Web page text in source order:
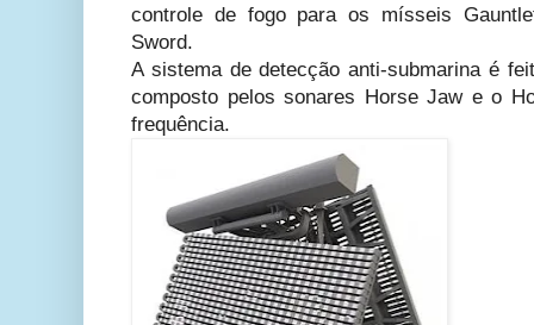
controle de fogo para os mísseis
Sword.
A sistema de detecção anti-submarina é
composto pelos sonares Horse Jaw e o
frequência.